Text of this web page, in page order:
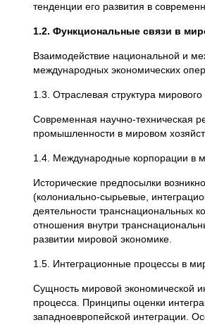
тенденции его развития в
1.2. Функциональные связи в
Взаимодействие национальной и
международных экономических
1.3. Отраслевая структура мирового
Современная научно-техническая
промышленности в мировом
1.4. Международные корпорации в
Исторические предпосылки
(колониально-сырьевые,
деятельности транснациональных
отношения внутри
развитии мировой экономике.
1.5. Интеграционные процессы в
Сущность мировой экономической
процесса. Принципы оценки
западноевропейской интеграции.